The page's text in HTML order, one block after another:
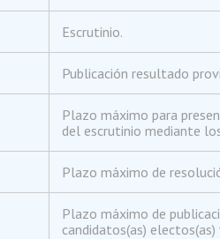
Escrutinio.
Publicación resultado
Plazo máximo para
del escrutinio mediante
Plazo máximo de
Plazo máximo de
candidatos(as)